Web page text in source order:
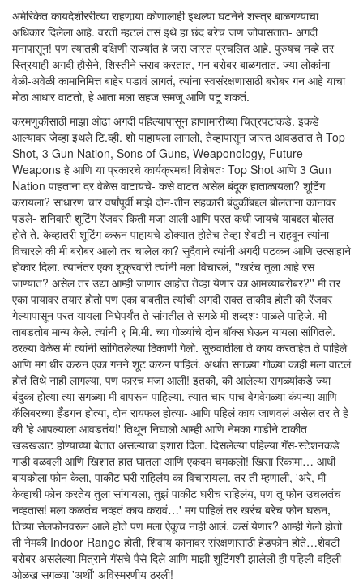
अमेरिकेत कायदेशीररीत्या राहणार्‍या कोणालाही इथल्या घटनेने शस्त्र बाळगण्याचा
अधिकार दिलेला आहे. वरती म्हटलं तसं इथे हा छंद बरेच जण जोपासतात- अगदी
मनापासून! पण त्यातही दक्षिणी राज्यांत हे जरा जास्त प्रचलित आहे. पुरुषच नव्हे तर
स्त्रियाही अगदी हौसेने, शिस्तीने सराव करतात, गन बरोबर बाळगतात. ज्या लोकांना
वेळी-अवेळी कामानिमित्त बाहेर पडावं लागतं, त्यांना स्वसंरक्षणासाठी बरोबर गन आहे याचा
मोठा आधार वाटतो, हे आता मला सहज समजू आणि पटू शकतं.
करमणुकीसाठी माझा ओढा अगदी पहिल्यापासून हाणामारीच्या चित्रपटांकडे. इकडे
आल्यावर जेव्हा इथले टि.व्ही. शो पाहायला लागलो, तेव्हापासून जास्त आवडतात ते Top
Shot, 3 Gun Nation, Sons of Guns, Weaponology, Future
Weapons हे आणि या प्रकारचे कार्यक्रमच! विशेषतः Top Shot आणि 3 Gun
Nation पाहताना दर वेळेस वाटायचे- कसे वाटत असेल बंदूक हाताळायला? शूटिंग
करायला? साधारण चार वर्षांपूर्वी माझे दोन-तीन सहकारी बंदुकींबद्दल बोलताना कानावर
पडले- शनिवारी शूटिंग रेंजवर किती मजा आली आणि परत कधी जायचे याबद्दल बोलत
होते ते. केव्हातरी शूटिंग करून पाहायचे डोक्यात होतेच तेव्हा शेवटी न राहवून त्यांना
विचारले की मी बरोबर आलो तर चालेल का? सुदैवाने त्यांनी अगदी पटकन आणि उत्साहाने
होकार दिला. त्यानंतर एका शुक्रवारी त्यांनी मला विचारलं, ''खरंच तुला आहे रस
जाण्यात? असेल तर उद्या आम्ही जाणार आहोत तेव्हा येणार का आमच्याबरोबर?'' मी तर
एका पायावर तयार होतो पण एका बाबतीत त्यांची अगदी सक्त ताकीद होती की रेंजवर
गेल्यापासून परत यायला निघेपर्यंत ते सांगतील ते सगळे मी शब्दशः पाळले पाहिजे. मी
ताबडतोब मान्य केले. त्यांनी ९ मि.मी. च्या गोळ्यांचे दोन बॉक्स घेऊन यायला सांगितले.
ठरल्या वेळेस मी त्यांनी सांगितलेल्या ठिकाणी गेलो. सुरुवातीला ते काय करताहेत ते पाहिले
आणि मग धीर करुन एका गनने शूट करुन पाहिलं. अर्थात सगळ्या गोळ्या काही मला वाटलं
होतं तिथे नाही लागल्या, पण फारच मजा आली! इतकी, की आलेल्या सगळ्यांकडे ज्या
बंदुका होत्या त्या सगळ्या मी वापरून पाहिल्या. त्यात चार-पाच वेगवेगळ्या कंपन्या आणि
कॅलिबरच्या हँडगन होत्या, दोन रायफल होत्या- आणि पहिलं काय जाणवलं असेल तर ते हे
की 'हे आपल्याला आवडतंय!' तिथून निघालो आम्ही आणि नेमका गाडीने टाकीत
खडखडाट होण्याच्या बेतात असल्याचा इशारा दिला. दिसलेल्या पहिल्या गॅस-स्टेशनकडे
गाडी वळवली आणि खिशात हात घातला आणि एकदम चमकलो! खिसा रिकामा… आधी
बायकोला फोन केला, पाकीट घरी राहिलंय का विचारायला. तर ती म्हणाली, 'अरे, मी
केव्हाची फोन करतेय तुला सांगायला, तुझं पाकीट घरीच राहिलंय, पण तू फोन उचलतंच
नव्हतास! मला कळतंच नव्हतं काय करावं…' मग पाहिलं तर खरंच बरेच फोन घरून,
तिच्या सेलफोनवरून आले होते पण मला ऐकूच नाही आलं. कसं येणार? आम्ही गेलो होतो
ती नेमकी Indoor Range होती, शिवाय कानावर संरक्षणासाठी हेडफोन होते…शेवटी
बरोबर असलेल्या मित्राने गॅसचे पैसे दिले आणि माझी शूटिंगशी झालेली ही पहिली-वहिली
ओळख सगळ्या 'अर्थी' अविस्मरणीय ठरली!